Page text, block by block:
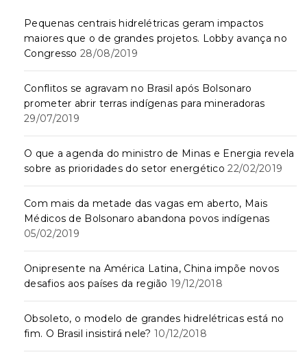
Pequenas centrais hidrelétricas geram impactos
maiores que o de grandes projetos. Lobby avança no
Congresso 28/08/2019
Conflitos se agravam no Brasil após Bolsonaro
prometer abrir terras indígenas para mineradoras
29/07/2019
O que a agenda do ministro de Minas e Energia revela
sobre as prioridades do setor energético 22/02/2019
Com mais da metade das vagas em aberto, Mais
Médicos de Bolsonaro abandona povos indígenas
05/02/2019
Onipresente na América Latina, China impõe novos
desafios aos países da região 19/12/2018
Obsoleto, o modelo de grandes hidrelétricas está no
fim. O Brasil insistirá nele? 10/12/2018